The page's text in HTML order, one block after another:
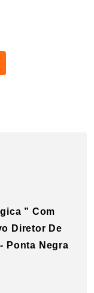
” Com
Diretor De
Ponta Negra